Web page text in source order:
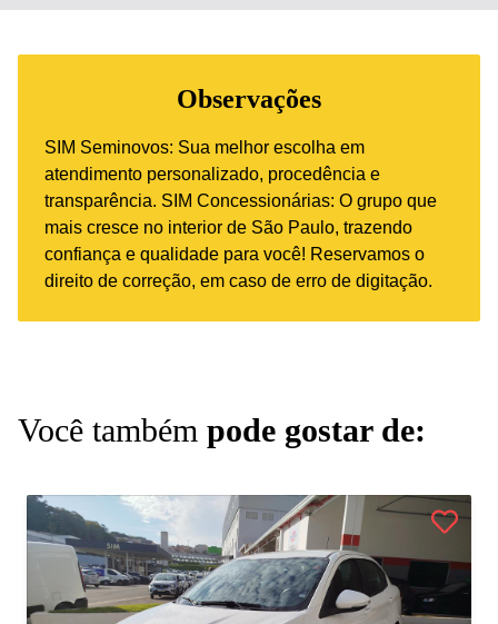
Observações
SIM Seminovos: Sua melhor escolha em
atendimento personalizado, procedência e
transparência. SIM Concessionárias: O grupo que
mais cresce no interior de São Paulo, trazendo
confiança e qualidade para você! Reservamos o
direito de correção, em caso de erro de digitação.
Você também pode gostar de: